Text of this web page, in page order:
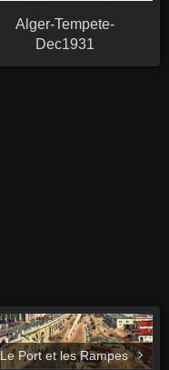
Alger-Tempete-
Dec1931
Le Port et les Rampes